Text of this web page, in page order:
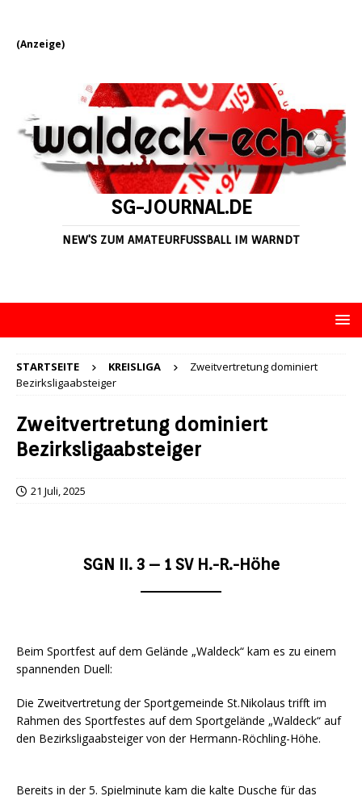
(Anzeige)
SG-JOURNAL.DE
NEW'S ZUM AMATEURFUSSBALL IM WARNDT
STARTSEITE KREISLIGA
Zweitvertretung dominiert
Bezirksligaabsteiger
Zweitvertretung dominiert
Bezirksligaabsteiger
21 Juli, 2025
SGN II. 3 – 1 SV H.-R.-Höhe
Beim Sportfest auf dem Gelände „Waldeck“ kam es zu einem
spannenden Duell:
Die Zweitvertretung der Sportgemeinde St.Nikolaus trifft im
Rahmen des Sportfestes auf dem Sportgelände „Waldeck“ auf
den Bezirksligaabsteiger von der Hermann-Röchling-Höhe.
Bereits in der 5. Spielminute kam die kalte Dusche für das